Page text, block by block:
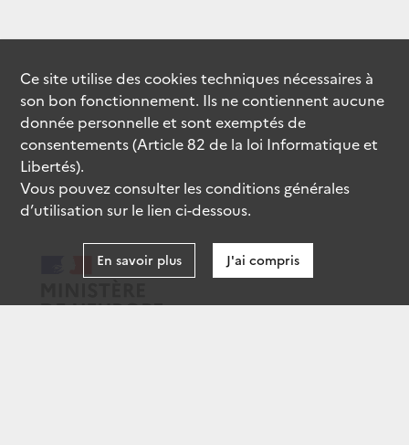
Ce site utilise descookiestechniques nécessaires à
son bon fonctionnement. Ils ne contiennent aucune
donnée personnelle et sont exemptés de
consentements (Article 82 de la loi Informatique et
Libertés).
Vous pouvez consulter les conditions générales
d’utilisation sur le lien ci-dessous.
En savoir plus J'ai compris